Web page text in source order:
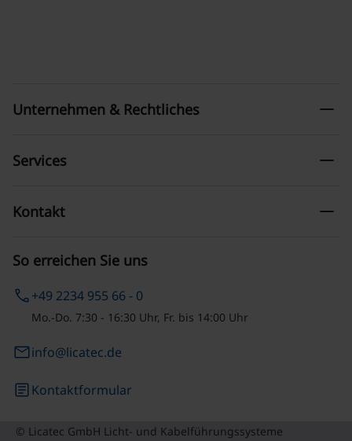
So erreichen Sie uns
phone+49 2234 955 66 - 0
Mo.-Do. 7:30 - 16:30 Uhr, Fr. bis 14:00 Uhr
emailinfo@licatec.de
articleKontaktformular
Unternehmen & Rechtliches remove
Services remove
Kontakt remove
© Licatec GmbH Licht- und Kabelführungssysteme